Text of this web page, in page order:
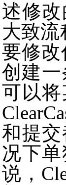
述修
大致流
要修
创建一
可以
和提
况下单
说，